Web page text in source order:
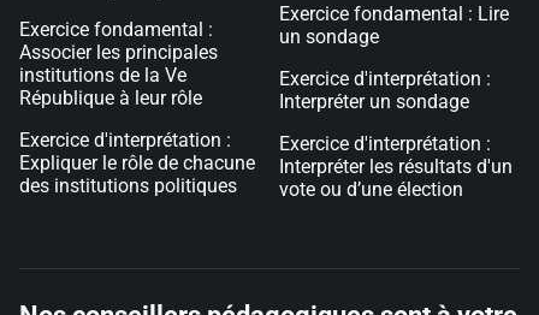
Exercice fondamental :
Associer les principales
institutions de la Ve
République à leur rôle
Exercice d'interprétation :
Expliquer le rôle de chacune
des institutions politiques
Exercice fondamental : Lire
un sondage
Exercice d'interprétation :
Interpréter un sondage
Exercice d'interprétation :
Interpréter les résultats d'un
vote ou d’une élection